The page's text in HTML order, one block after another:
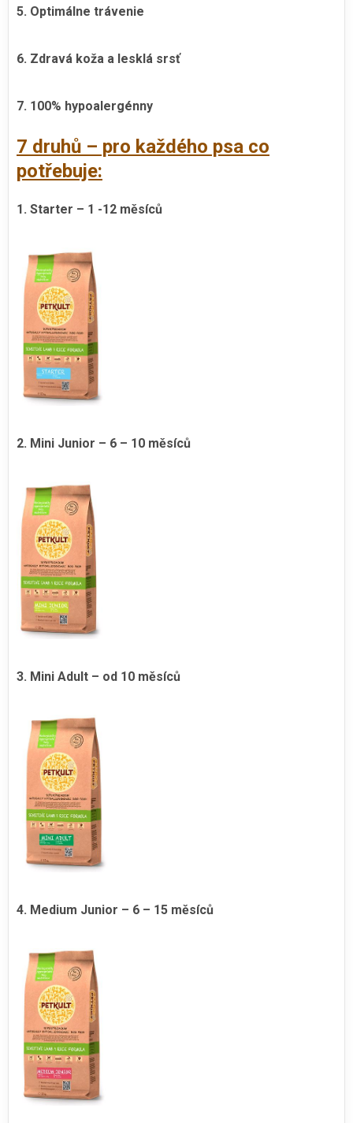
5. Optimálne trávenie
6. Zdravá koža a lesklá srsť
7. 100% hypoalergénny
7 druhů – pro každého psa co
potřebuje:
1. Starter – 1 -12 měsíců
2. Mini Junior – 6 – 10 měsíců
3. Mini Adult – od 10 měsíců
4. Medium Junior – 6 – 15 měsíců